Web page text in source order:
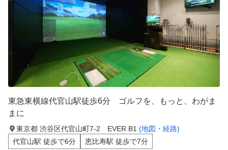
東急東横線代官山駅徒歩6分 ゴルフを、もっと、わがま
まに
東京都 渋谷区代官山町7-2 EVER B1 (地図・経路)
代官山駅 徒歩で6分
恵比寿駅 徒歩で7分